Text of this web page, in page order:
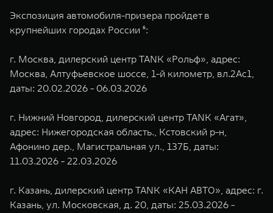
Экспозиция автомобиля-призера пройдет в
крупнейших городах России ⁶:
г. Москва, дилерский центр TANK «Рольф», адрес:
Москва, Алтуфьевское шоссе, 1-й километр, вл.2Ас1,
даты: 20.02.2026 - 06.03.2026
г. Нижний Новгород, дилерский центр TANK «Агат»,
адрес: Нижегородская область., Кстовский р-н,
Афонино дер., Магистральная ул., 137Б, даты:
11.03.2026 - 22.03.2026
г. Казань, дилерский центр TANK «КАН АВТО», адрес: г.
Казань, ул. Московская, д. 20, даты: 25.03.2026 -